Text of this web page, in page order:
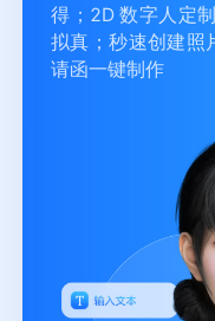
得；2D 数字人定
拟真；秒速创建照
请函一键制作